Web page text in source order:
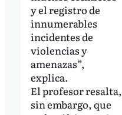
y el registro de
innumerables
incidentes de
violencias y
amenazas”,
explica.
El profesor resalta,
sin embargo, que